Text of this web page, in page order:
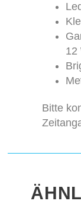
12
Bitte